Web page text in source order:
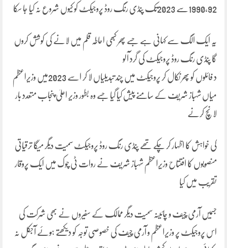
1990,92سے 2023تک پنڈی رنگ روڈ پروجیکٹ کو کیوں شروع نہ کیا جا سکا
یہ ایک الگ سے کہانی ہے جسے پھر کبھی احاطہ قلم میں لانے کی کوشش کروں
گا پنڈی رنگ روڈ پروجیکٹ کی گرد آلو
د فائلوں کو پھر نکال کر پروجیکٹ میں چند تبدیلیاں لا کر اسے 2023میں وزیراعظم
میاں شہباز شریف کے سامنے پیش کیا گیا جسے وہ بطور وزیرِ اعلیٰ پنجاب متعدد بار
لانچ کرنے
کی خواہش کا اظہار کر چکے تھے پنڈی رنگ روڈ پروجیکٹ سمیت دیگر میگا ترقیاتی
منصوبوں کا افتتاح وزیراعظم شہباز شریف نے روات ٹی چوک میں ایک پروقار
تقریب میں کیا
جسمیں آرمی چیف و چائینہ سمیت دیگر ممالک کے سفیروں نے بھی شرکت کی
اس پروجیکٹ پر وزیراعظم و آرمی چیف کی خصوصی توجہ کو دیکھتے ہوئے آجکل نہ